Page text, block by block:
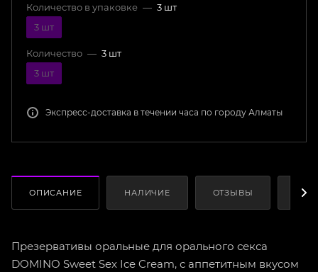
Количество в упаковке — 3 шт
3 шт
Количество — 3 шт
3 шт
Экспресс-доставка в течении часа по городу Алматы
ОПИСАНИЕ НАЛИЧИЕ ОТЗЫВЫ
Презервативы оральные для орального секса
DOMINO Sweet Sex Ice Cream, с аппетитным вкусом